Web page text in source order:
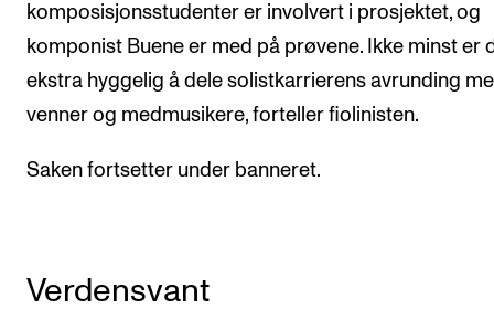
komposisjonsstudenter er involvert i prosjektet, og
komponist Buene er med på prøvene. Ikke minst er
ekstra hyggelig å dele solistkarrierens avrunding
venner og medmusikere, forteller fiolinisten.
Saken fortsetter under banneret.
Verdensvant